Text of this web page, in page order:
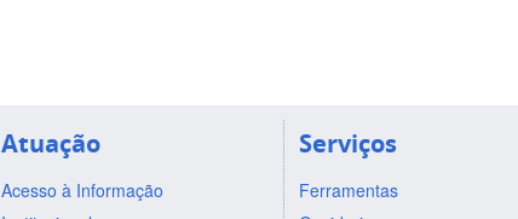
Atuação
Acesso à Informação
Serviços
Ferramentas